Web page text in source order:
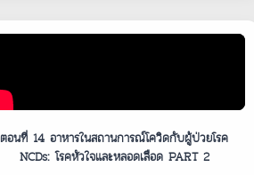
ตอนที่ 14 อาหารในสถานการณ์โควิดกับผู้ป่วยโรค
NCDs: โรคหัวใจและหลอดเลือด PART 2